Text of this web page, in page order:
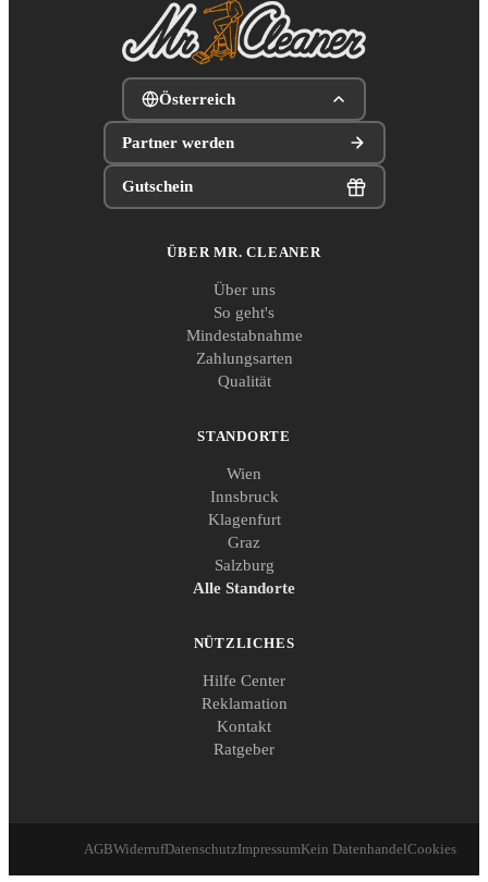
Österreich
Partner werden
Gutschein
ÜBER MR. CLEANER
Über uns
So geht's
Mindestabnahme
Zahlungsarten
Qualität
STANDORTE
Wien
Innsbruck
Klagenfurt
Graz
Salzburg
Alle Standorte
NÜTZLICHES
Hilfe Center
Reklamation
Kontakt
Ratgeber
AGBWiderrufDatenschutzImpressumKein DatenhandelCookies